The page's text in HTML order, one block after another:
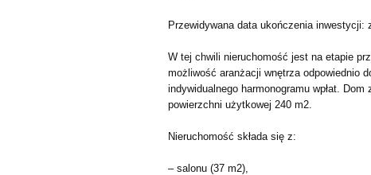
Przewidywana data ukończenia inwestycji:
W tej chwili nieruchomość jest na etapie
możliwość aranżacji wnętrza odpowiednio
indywidualnego harmonogramu wpłat.
powierzchni użytkowej 240 m2.
Nieruchomość składa się z:
– salonu (37 m2),